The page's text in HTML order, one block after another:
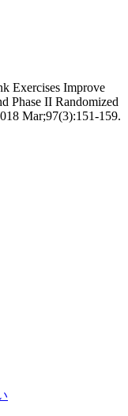
Exercises Improve
Phase II Randomized
Mar;97(3):151-159.